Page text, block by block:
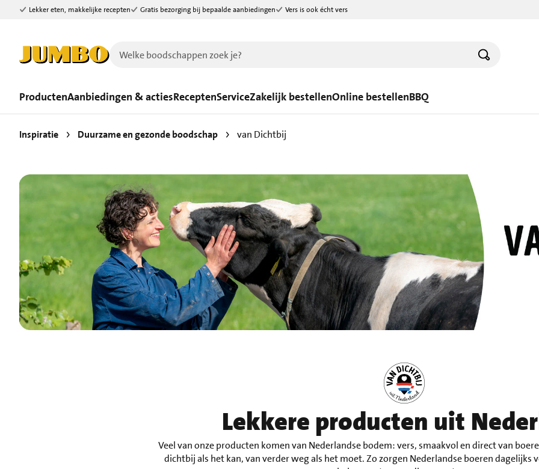
Ga naar zoeken
Ga naar hoofdinhoud
Lekker eten, makkelijke recepten Gratis bezorging bij bepaalde aanbiedingen Vers is ook écht vers
ProductenAanbiedingen & actiesReceptenServiceZakelijk bestellenOnline bestellenBBQ
Inspiratie Duurzame en gezonde boodschap van Dichtbij
Lekkere producten uit
Veel van onze producten komen van Nederlandse bodem: vers, smaakvol en direct van
dichtbij als het kan, van verder weg als het moet. Zo zorgen Nederlandse boeren dagelijks